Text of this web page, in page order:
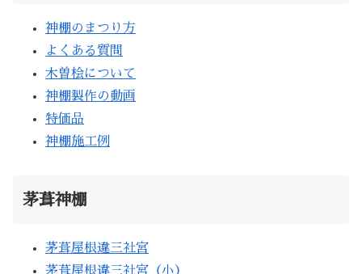
神棚のまつり方
よくある質問
木曽桧について
神棚製作の動画
特価品
神棚施工例
茅葺神棚
茅葺屋根違三社宮
茅葺屋根違三社宮（小）